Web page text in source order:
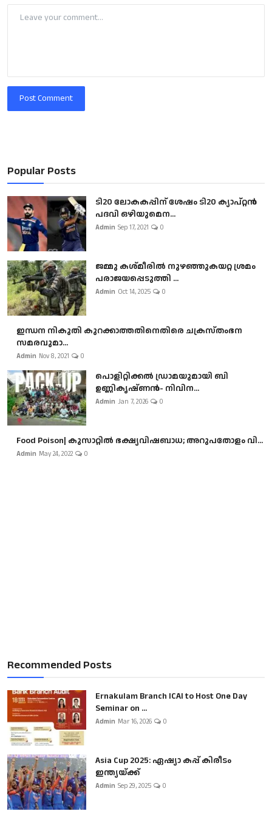
Post Comment
Popular Posts
ടി20 ലോകകപ്പിന് ശേഷം ടി20 ക്യാപ്റ്റൻ
പദവി ഒഴിയുമെന...
Admin Sep 17, 2021 0
ജമ്മു കശ്മീരിൽ നുഴഞ്ഞുകയറ്റ ശ്രമം
പരാജയപ്പെടുത്തി ...
Admin Oct 14, 2025 0
ഇന്ധന നികുതി കുറക്കാത്തതിനെതിരെ ചക്രസ്തംഭന
സമരവുമാ...
Admin Nov 8, 2021 0
പൊളിറ്റിക്കല്‍ ഡ്രാമയുമായി ബി
ഉണ്ണികൃഷ്ണന്‍- നിവിന...
Admin Jan 7, 2026 0
Food Poison| കുസാറ്റില്‍ ഭക്ഷ്യവിഷബാധ; അറുപതോളം വി...
Admin May 24, 2022 0
Recommended Posts
Ernakulam Branch ICAI to Host One Day
Seminar on ...
Admin Mar 16, 2026 0
Asia Cup 2025: ഏഷ്യാ കപ്പ് കിരീടം
ഇന്ത്യയ്ക്ക്
Admin Sep 29, 2025 0